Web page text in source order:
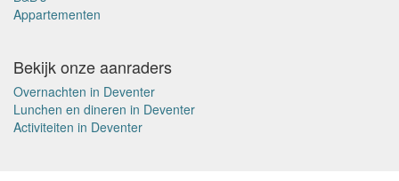
Appartementen
Bekijk onze aanraders
Overnachten in Deventer
Lunchen en dineren in Deventer
Activiteiten in Deventer